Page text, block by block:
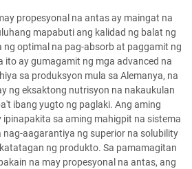
propesyonal na antas ay maingat na
mapabuti ang kalidad ng balat ng
ng optimal na pag-absorb at paggamit ng
ito ay gumagamit ng mga advanced na
sa produksyon mula sa Alemanya, na
ng eksaktong nutrisyon na nakaukulan
ibang yugto ng paglaki. Ang aming
ipinapakita sa aming mahigpit na sistema
nag-aagarantiya ng superior na solubility
ng produkto. Sa pamamagitan
na may propesyonal na antas, ang